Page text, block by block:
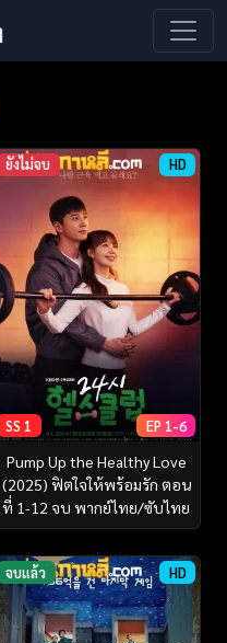
ยังไม่จบ HD
SS 1 EP 1-6
Pump Up the Healthy Love
(2025) ฟิตใจให้พร้อมรัก ตอน
ที่ 1-12 จบ พากย์ไทย/ซับไทย
จบแล้ว HD